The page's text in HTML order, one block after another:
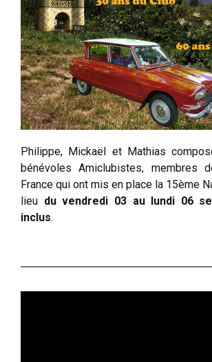
Philippe, Mickaël et Mathias
bénévoles Amiclubistes, membres
France qui ont mis en place la 15ème
lieu du vendredi 03 au lundi 06
inclus.